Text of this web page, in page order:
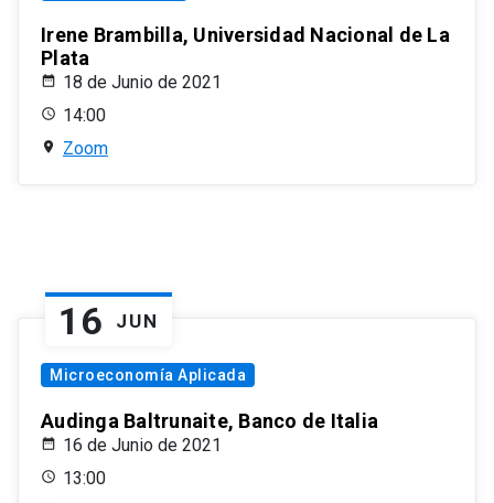
Irene Brambilla, Universidad Nacional de La
Plata
18 de Junio de 2021
14:00
Zoom
16 JUN
Microeconomía Aplicada
Audinga Baltrunaite, Banco de Italia
16 de Junio de 2021
13:00